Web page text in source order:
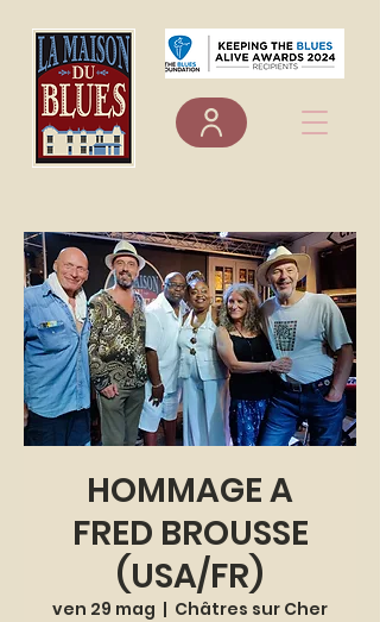
HOMMAGE A
FRED BROUSSE
(USA/FR)
ven 29 mag
  |
Châtres sur Cher